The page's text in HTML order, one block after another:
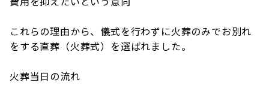
これらの理由から、儀式を行わずに火葬のみでお別れ
をする直葬（火葬式）を選ばれました。
火葬当日の流れ